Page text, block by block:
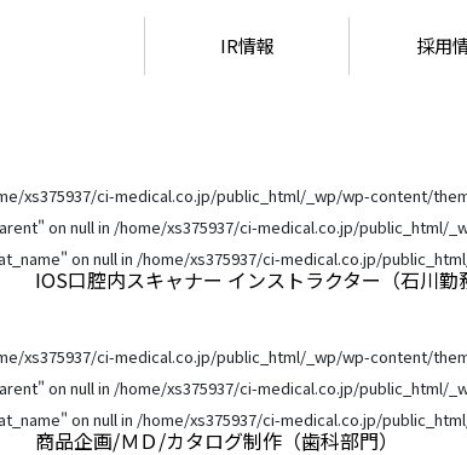
IR情報 採用
xs375937/ci-medical.co.jp/public_html/_wp/wp-content/
on null in /home/xs375937/ci-medical.co.jp/public_html/
on null in /home/xs375937/ci-medical.co.jp/
IOS口腔内スキャナー インストラクター（石川勤
xs375937/ci-medical.co.jp/public_html/_wp/wp-content/
on null in /home/xs375937/ci-medical.co.jp/public_html/
on null in /home/xs375937/ci-medical.co.jp/
商品企画/ＭＤ/カタログ制作（歯科部門）